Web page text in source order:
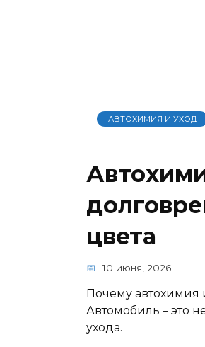
АВТОХИМИЯ И УХОД
цвета
10 июня, 2026
Почему автохимия
Автомобиль – это
ухода.